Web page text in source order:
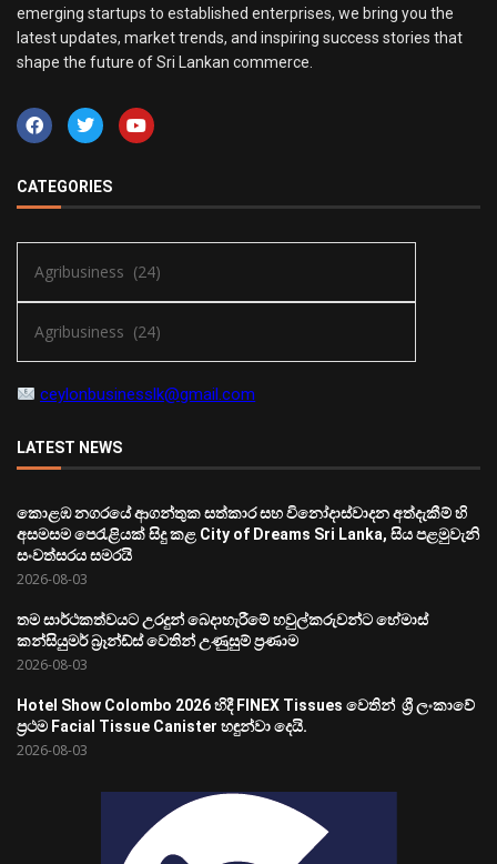
emerging startups to established enterprises, we bring you the
latest updates, market trends, and inspiring success stories that
shape the future of Sri Lankan commerce.
CATEGORIES
ceylonbusinesslk@gmail.com
LATEST NEWS
කොළඹ නගරයේ ආගන්තුක සත්කාර සහ විනෝදාස්වාදන අත්දැකීම් හි
අසමසම පෙරැළියක් සිදු කළ City of Dreams Sri Lanka, සිය පළමුවැනි
සංවත්සරය සමරයි
2026-08-03
තම සාර්ථකත්වයට උරදුන් බෙදාහැරීමේ හවුල්කරුවන්ට හේමාස්
කන්සියුමර් බ්‍රෑන්ඩ්ස් වෙතින් උණුසුම් ප්‍රණාම
2026-08-03
Hotel Show Colombo 2026 හිදී FINEX Tissues වෙතින් ශ්‍රී ලංකාවේ
ප්‍රථම Facial Tissue Canister හඳුන්වා දෙයි.
2026-08-03